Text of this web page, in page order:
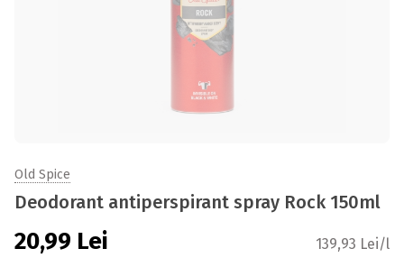
Old Spice
Deodorant antiperspirant spray Rock 150ml
20,99 Lei 139,93 Lei/l